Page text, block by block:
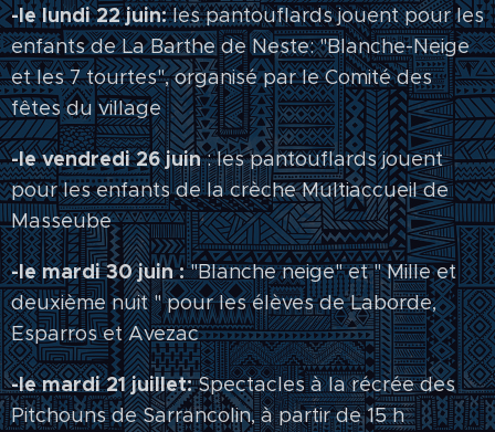
-le lundi 22 juin:les pantouflards jouent pour les
enfants de La Barthe de Neste: "Blanche-Neige
et les 7 tourtes", organisé par le Comité des
fêtes du village
-le vendredi 26 juin: les pantouflards jouent
pour les enfants de la crèche Multiaccueil de
Masseube
-le mardi 30 juin :"Blanche neige" et " Mille et
deuxième nuit " pour les élèves de Laborde,
Esparros et Avezac
-le mardi 21 juillet:Spectacles à la récrée des
Pitchouns de Sarrancolin, à partir de 15 h